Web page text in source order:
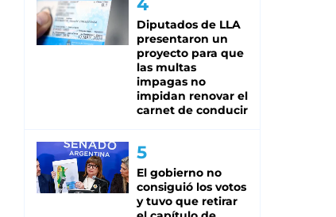
Diputados de LLA
presentaron un
proyecto para que
las multas
impagas no
impidan renovar el
carnet de conducir
El gobierno no
consiguió los votos
y tuvo que retirar